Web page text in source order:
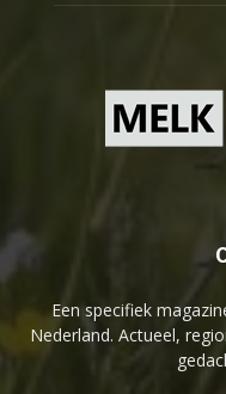
Een specifiek
Nederland. Actueel,